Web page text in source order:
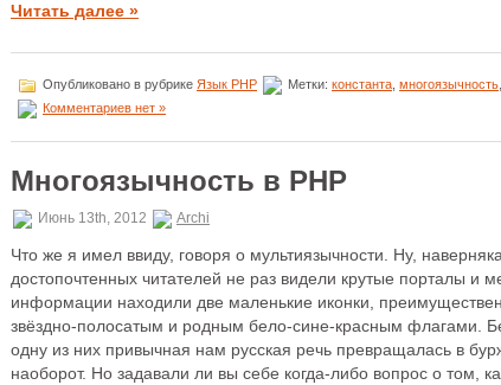
Читать далее »
Опубликовано в рубрике Язык PHP Метки: константа многоязычность
Комментариев нет »
Многоязычность в РНР
Июнь 13th, 2012 Archi
Что же я имел ввиду, говоря о мультиязычности. Ну,
достопочтенных читателей не раз видели крутые порталы и
информации находили две маленькие иконки,
звёздно-полосатым и родным бело-сине-красным флагами.
одну из них привычная нам русская речь превращалась в
наоборот. Но задавали ли вы себе когда-либо вопрос о том,